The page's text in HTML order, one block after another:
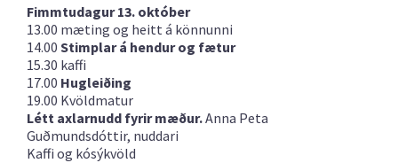
Fimmtudagur 13. október
13.00 mæting og heitt á könnunni
14.00 Stimplar á hendur og fætur
15.30 kaffi
17.00 Hugleiðing
19.00 Kvöldmatur
Létt axlarnudd fyrir mæður.Anna Peta
Guðmundsdóttir, nuddari
Kaffi og kósýkvöld